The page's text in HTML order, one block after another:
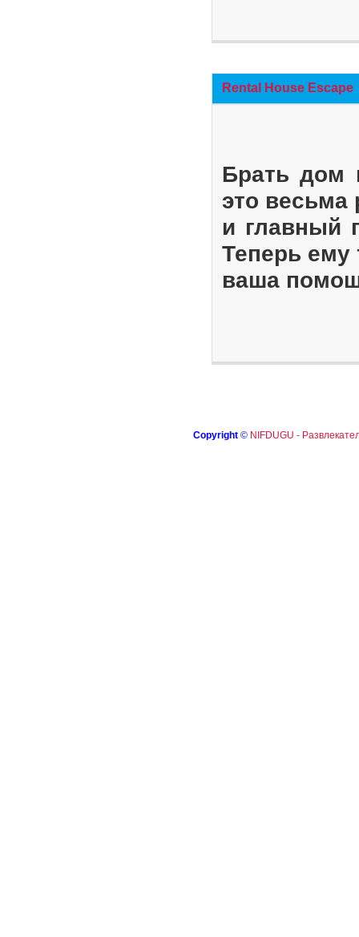
Rental House Escape
Брать дом
это весьма
и главный
Теперь ему
ваша
Copyright © NIFDUGU -